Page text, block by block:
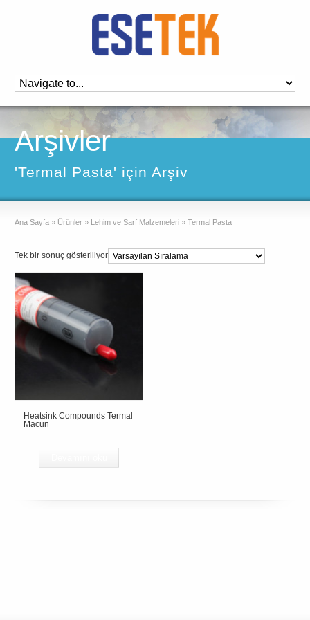
Arşivler
'Termal Pasta' için Arşiv
Ana Sayfa » Ürünler » Lehim ve Sarf Malzemeleri » Termal Pasta
Tek bir sonuç gösteriliyor
Heatsink Compounds Termal
Macun